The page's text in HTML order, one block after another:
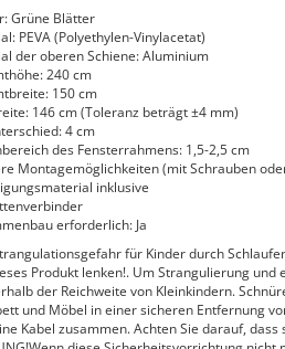
Grüne Blätter
PEVA (Polyethylen-Vinylacetat)
der oberen Schiene: Aluminium
240 cm
150 cm
146 cm (Toleranz beträgt ±4 mm)
4 cm
des Fensterrahmens: 1,5-2,5 cm
Montagemöglichkeiten (mit Schrauben
inklusive
erforderlich: Ja
für Kinder durch
Produkt lenken!. Um Strangulierung
der Reichweite von Kleinkindern.
und Möbel in einer sicheren Entfernung
Kabel zusammen. Achten Sie darauf,